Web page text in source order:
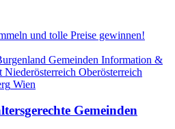
und tolle Preise gewinnen!
Gemeinden Information &
Niederösterreich Oberösterreich
Wien
Gemeinden